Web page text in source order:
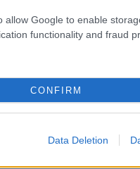
allow Google to enable
functionality and fraud
CONFIRM
Data Deletion
Invia un Comunicato
e ricevi le nostre email